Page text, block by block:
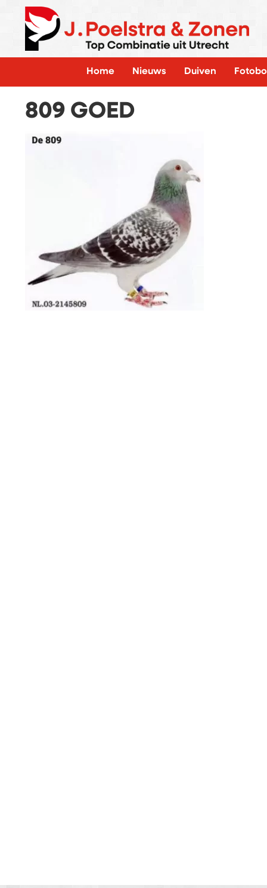
Home Nieuws Duiven
809 GOED